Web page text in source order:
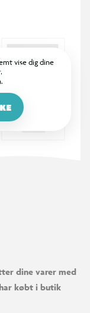
vise dig dine
dine varer med
købt i butik